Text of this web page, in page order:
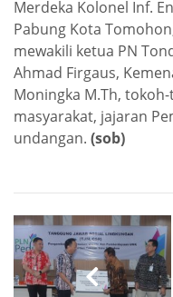
Merdeka Kolonel Inf.
Pabung Kota
mewakili ketua PN
Ahmad Firgaus,
Moningka M.Th,
masyarakat, jajaran
undangan. (sob)